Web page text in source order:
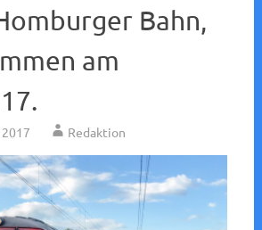
Bahn,
am
Redaktion